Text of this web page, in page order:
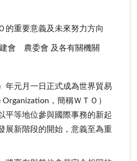
的重要意義及未來努力方向
會 農委會 及各有關機關
年元月一日正式成為世界貿易
，簡稱ＷＴＯ）
平等地位參與國際事務的新起
展新階段的開始，意義至為重